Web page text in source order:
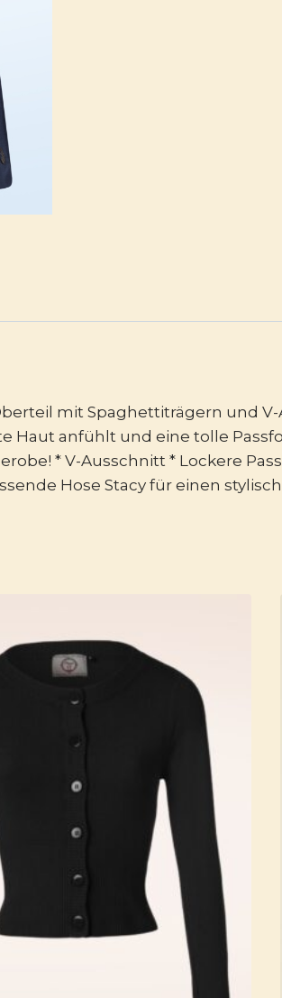
mit Spaghettiträgern und
Haut anfühlt und eine tolle
* V-Ausschnitt * Lockere
Hose Stacy für einen